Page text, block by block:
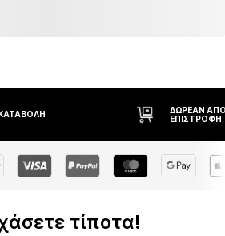
ΔΩΡΕΆΝ
ΕΠΙΣΤΡΟΦΉ
τίποτα!